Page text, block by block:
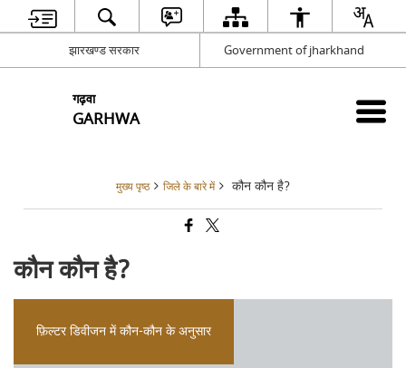
झारखण्ड सरकार Government of jharkhand
गढ़वा
GARHWA
मुख्य पृष्ठ जिले के बारे में कौन कौन है?
कौन कौन है?
फ़िल्टर डिवीजन में कौन-कौन के अनुसार